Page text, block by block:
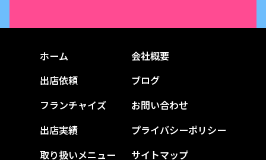
ホーム
出店依頼
フランチャイズ
出店実績
取り扱いメニュー
会社概要
ブログ
お問い合わせ
プライバシーポリシー
サイトマップ